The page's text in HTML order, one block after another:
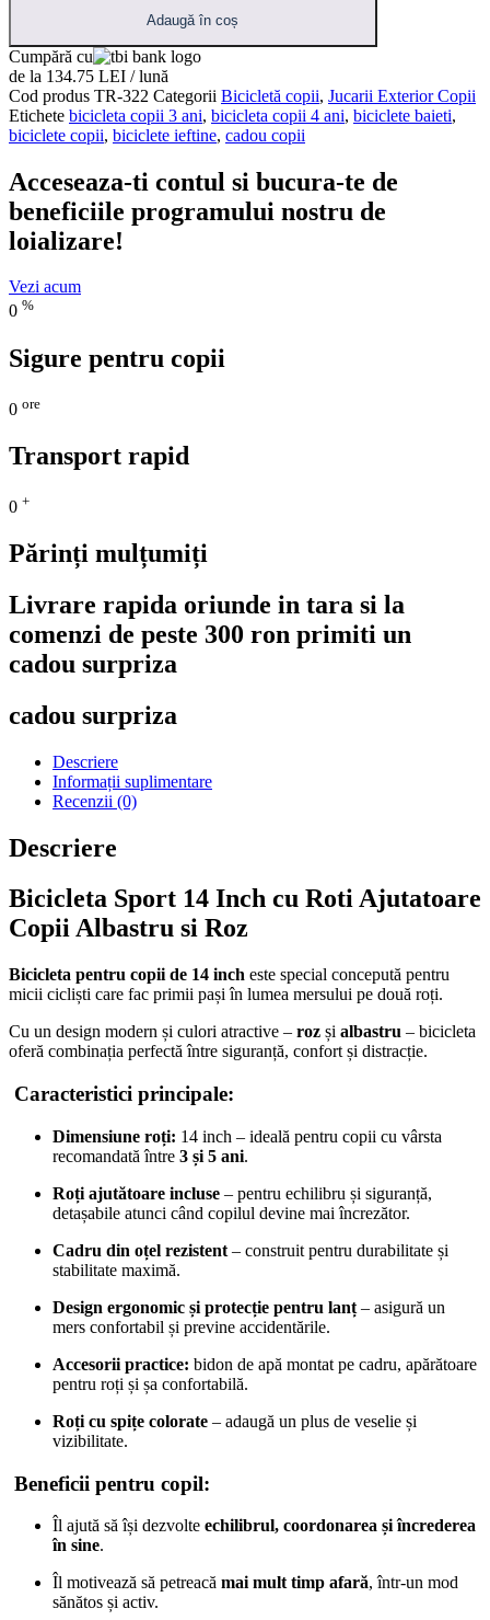
Adaugă în coș
Cumpără cu
de la 134.75 LEI / lună
Cod produs TR-322 Categorii Bicicletă copii, Jucarii Exterior Copii
Etichete bicicleta copii 3 ani, bicicleta copii 4 ani, biciclete baieti,
biciclete copii, biciclete ieftine, cadou copii
Acceseaza-ti contul si bucura-te de
beneficiile programului nostru de
loializare!
Vezi acum
0 %
Sigure pentru copii
0 ore
Transport rapid
0 +
Părinți mulțumiți
Livrare rapida oriunde in tara si la
comenzi de peste 300 ron primiti un
cadou surpriza
cadou surpriza
Descriere
Informații suplimentare
Recenzii (0)
Descriere
Bicicleta Sport 14 Inch cu Roti Ajutatoare
Copii Albastru si Roz
Bicicleta pentru copii de 14 inch este special concepută pentru
micii cicliști care fac primii pași în lumea mersului pe două roți.
Cu un design modern și culori atractive – roz și albastru – bicicleta
oferă combinația perfectă între siguranță, confort și distracție.
Caracteristici principale:
Dimensiune roți: 14 inch – ideală pentru copii cu vârsta
recomandată între 3 și 5 ani.
Roți ajutătoare incluse – pentru echilibru și siguranță,
detașabile atunci când copilul devine mai încrezător.
Cadru din oțel rezistent – construit pentru durabilitate și
stabilitate maximă.
Design ergonomic și protecție pentru lanț – asigură un
mers confortabil și previne accidentările.
Accesorii practice: bidon de apă montat pe cadru, apărătoare
pentru roți și șa confortabilă.
Roți cu spițe colorate – adaugă un plus de veselie și
vizibilitate.
Beneficii pentru copil:
Îl ajută să își dezvolte echilibrul, coordonarea și încrederea
în sine.
Îl motivează să petreacă mai mult timp afară, într-un mod
sănătos și activ.